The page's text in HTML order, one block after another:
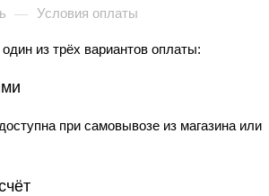
— Условия оплаты
из трёх вариантов оплаты:
при самовывозе из магазина или